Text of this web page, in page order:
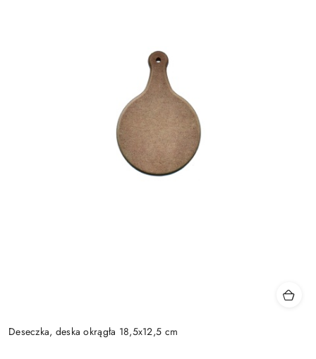
Deseczka, deska okrągła 18,5x12,5 cm